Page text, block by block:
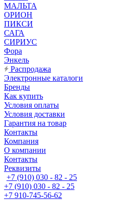
МАЛЬТА
ОРИОН
ПИКСИ
САГА
СИРИУС
Фора
Энкель
Распродажа
Электронные каталоги
Бренды
Как купить
Условия оплаты
Условия доставки
Гарантия на товар
Контакты
Компания
О компании
Контакты
Реквизиты
+7 (910) 030 - 82 - 25
+7 (910) 030 - 82 - 25
+7 910-745-56-62